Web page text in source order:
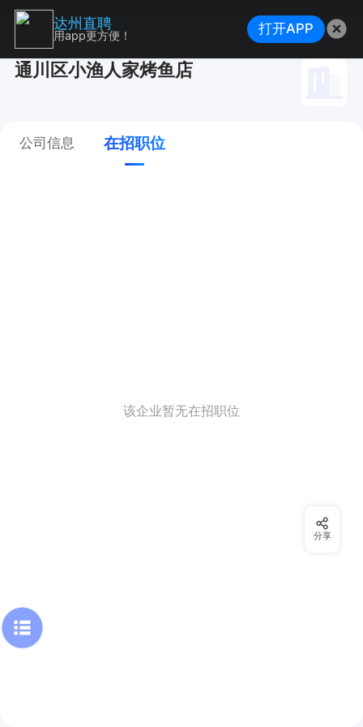
通川区小渔人家烤鱼店
公司信息 在招职位
该企业暂无在招职位
分享
达州直聘
用app更方便！ 打开APP